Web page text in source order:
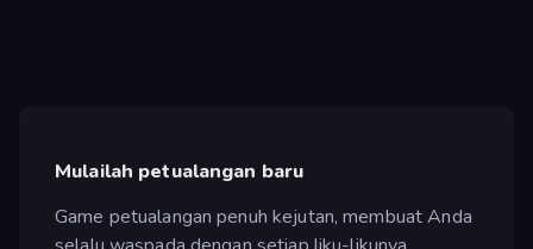
Mulailah petualangan baru
Game petualangan penuh kejutan, membuat Anda